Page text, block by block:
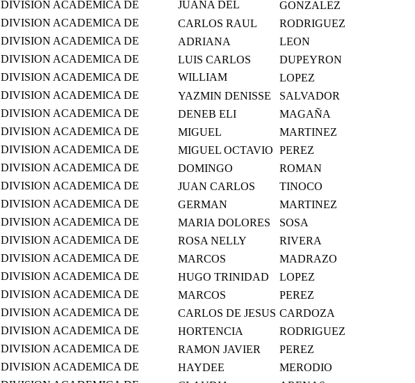
ADMINISTRATIVAS
DIVISION ACADEMICA DE
CIENCIAS ECONOMICO
ADMINISTRATIVAS
JUANA DEL
CARMEN
GONZALEZ
DIVISION ACADEMICA DE
CIENCIAS ECONOMICO
ADMINISTRATIVAS
CARLOS RAUL
RODRIGUEZ
DIVISION ACADEMICA DE
CIENCIAS ECONOMICO
ADMINISTRATIVAS
ADRIANA
LEON
DIVISION ACADEMICA DE
CIENCIAS ECONOMICO
ADMINISTRATIVAS
LUIS CARLOS
DUPEYRON
DIVISION ACADEMICA DE
CIENCIAS ECONOMICO
ADMINISTRATIVAS
WILLIAM
BALDEMAR
LOPEZ
DIVISION ACADEMICA DE
CIENCIAS ECONOMICO
ADMINISTRATIVAS
YAZMIN DENISSE
SALVADOR
DIVISION ACADEMICA DE
CIENCIAS ECONOMICO
ADMINISTRATIVAS
DENEB ELI
MAGAÑA
DIVISION ACADEMICA DE
CIENCIAS ECONOMICO
ADMINISTRATIVAS
MIGUEL
MARTINEZ
DIVISION ACADEMICA DE
CIENCIAS ECONOMICO
ADMINISTRATIVAS
MIGUEL OCTAVIO PEREZ
DIVISION ACADEMICA DE
CIENCIAS ECONOMICO
ADMINISTRATIVAS
DOMINGO
ROMAN
DIVISION ACADEMICA DE
CIENCIAS ECONOMICO
ADMINISTRATIVAS
JUAN CARLOS
TINOCO
DIVISION ACADEMICA DE
CIENCIAS ECONOMICO
ADMINISTRATIVAS
GERMAN
MARTINEZ
DIVISION ACADEMICA DE
CIENCIAS ECONOMICO
ADMINISTRATIVAS
MARIA DOLORES
SOSA
DIVISION ACADEMICA DE
CIENCIAS ECONOMICO
ADMINISTRATIVAS
ROSA NELLY
RIVERA
DIVISION ACADEMICA DE
CIENCIAS ECONOMICO
ADMINISTRATIVAS
MARCOS
MADRAZO
DIVISION ACADEMICA DE
CIENCIAS ECONOMICO
ADMINISTRATIVAS
HUGO TRINIDAD
LOPEZ
DIVISION ACADEMICA DE
CIENCIAS ECONOMICO
ADMINISTRATIVAS
MARCOS
PEREZ
DIVISION ACADEMICA DE
CIENCIAS ECONOMICO
ADMINISTRATIVAS
CARLOS DE JESUS CARDOZA
DIVISION ACADEMICA DE
CIENCIAS ECONOMICO
ADMINISTRATIVAS
HORTENCIA
RODRIGUEZ
DIVISION ACADEMICA DE
CIENCIAS ECONOMICO
ADMINISTRATIVAS
RAMON JAVIER
PEREZ
DIVISION ACADEMICA DE
CIENCIAS ECONOMICO
HAYDEE
MERODIO